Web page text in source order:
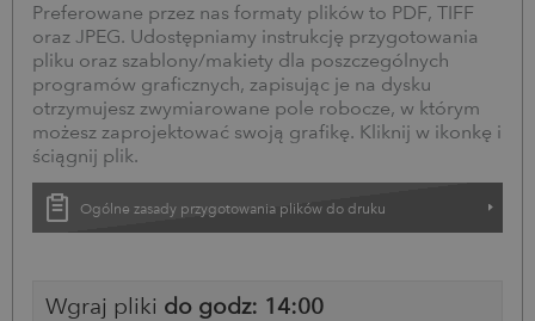
Preferowane przez nas formaty plików to PDF, TIFF
oraz JPEG. Udostępniamy instrukcję przygotowania
pliku oraz szablony/makiety dla poszczególnych
programów graficznych, zapisując je na dysku
otrzymujesz zwymiarowane pole robocze, w którym
możesz zaprojektować swoją grafikę. Kliknij w ikonkę i
ściągnij plik.
Ogólne zasady przygotowania plików do druku
Wgraj pliki do godz: 14:00